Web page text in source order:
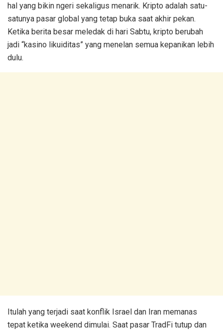
hal yang bikin ngeri sekaligus menarik. Kripto adalah satu-
satunya pasar global yang tetap buka saat akhir pekan.
Ketika berita besar meledak di hari Sabtu, kripto berubah
jadi “kasino likuiditas” yang menelan semua kepanikan lebih
dulu.
Itulah yang terjadi saat konflik Israel dan Iran memanas
tepat ketika weekend dimulai. Saat pasar TradFi tutup dan